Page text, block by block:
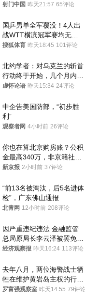
射门中国 昨天21:57 65评论
国乒男单全军覆没！4人出
战WTT横滨冠军赛均无缘
八强
搜狐体育 昨天18:45 101评论
北约学者：对乌克兰的斩首
行动终于开始，几个月内乌
将投降
虚怀论语 昨天15:34 24评论
中企告美国防部，“初步胜
利”
观察者网 4小时前 26评论
你也在算北京购房账？公积
金最高340万，非京籍社保
1年
新京报 2小时前 37评论
“前13名被淘汰，后5名进体
检”，广东佛山通报
北青网 12小时前 208评论
因严重违纪违法 金融监管
总局原局长李云泽被罢免全
国人大代表
经济观察报 昨天16:24 113评论
去年八月，两位海警战士牺
牲在维护黄岩岛主权的行动
中
罗富强观察室 昨天14:55 79评论